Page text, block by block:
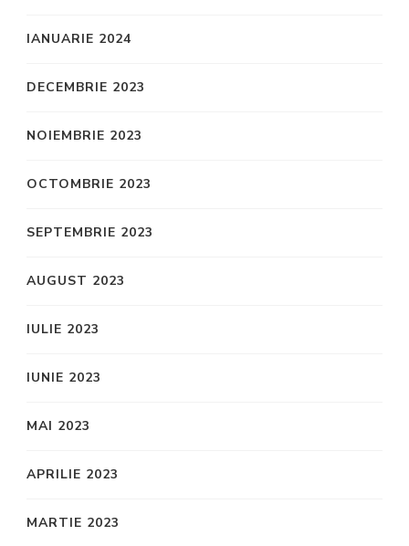
IANUARIE 2024
DECEMBRIE 2023
NOIEMBRIE 2023
OCTOMBRIE 2023
SEPTEMBRIE 2023
AUGUST 2023
IULIE 2023
IUNIE 2023
MAI 2023
APRILIE 2023
MARTIE 2023